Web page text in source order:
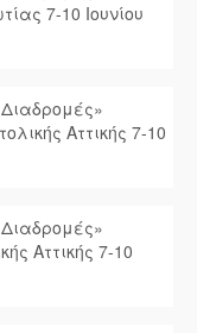
7-10 Ιουνίου
Διαδρομές»
Αττικής 7-10
Διαδρομές»
Αττικής 7-10